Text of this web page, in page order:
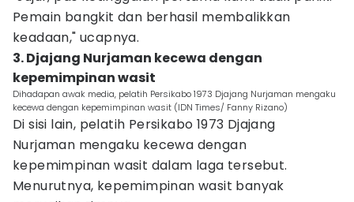
Pemain bangkit dan berhasil membalikkan
keadaan," ucapnya.
3. Djajang Nurjaman kecewa dengan
kepemimpinan wasit
Dihadapan awak media, pelatih Persikabo 1973 Djajang Nurjaman mengaku
kecewa dengan kepemimpinan wasit (IDN Times/ Fanny Rizano)
Di sisi lain, pelatih Persikabo 1973 Djajang
Nurjaman mengaku kecewa dengan
kepemimpinan wasit dalam laga tersebut.
Menurutnya, kepemimpinan wasit banyak